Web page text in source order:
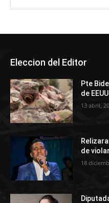
Eleccion del Editor
Pte
de
13 abril,
de
18